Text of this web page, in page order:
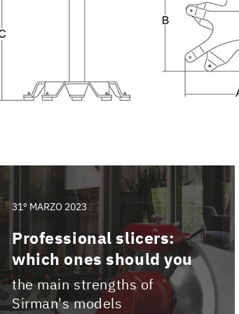
31º MARZO 2023
Professional slicers:
which ones should you
the main strengths of
Sirman's models